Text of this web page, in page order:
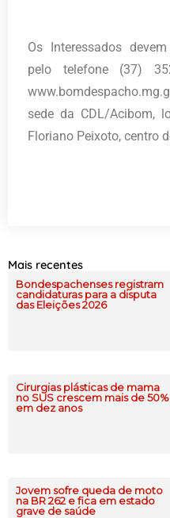
Os Interessados
pelo telefone (37)
sede da CDL/Acibom,
Floriano Peixoto, centro
Mais recentes
Bondespachenses registram
candidaturas para a disputa
das Eleições 2026
Cirurgias plásticas de mama
no SUS crescem mais de 50%
em dez anos
Jovem sofre queda de moto
na BR 262 e fica em estado
grave de saúde